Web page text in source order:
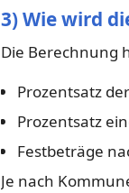
3) Wie wird
Die Berechnung
Prozentsatz der
Prozentsatz
Festbeträge
Je nach